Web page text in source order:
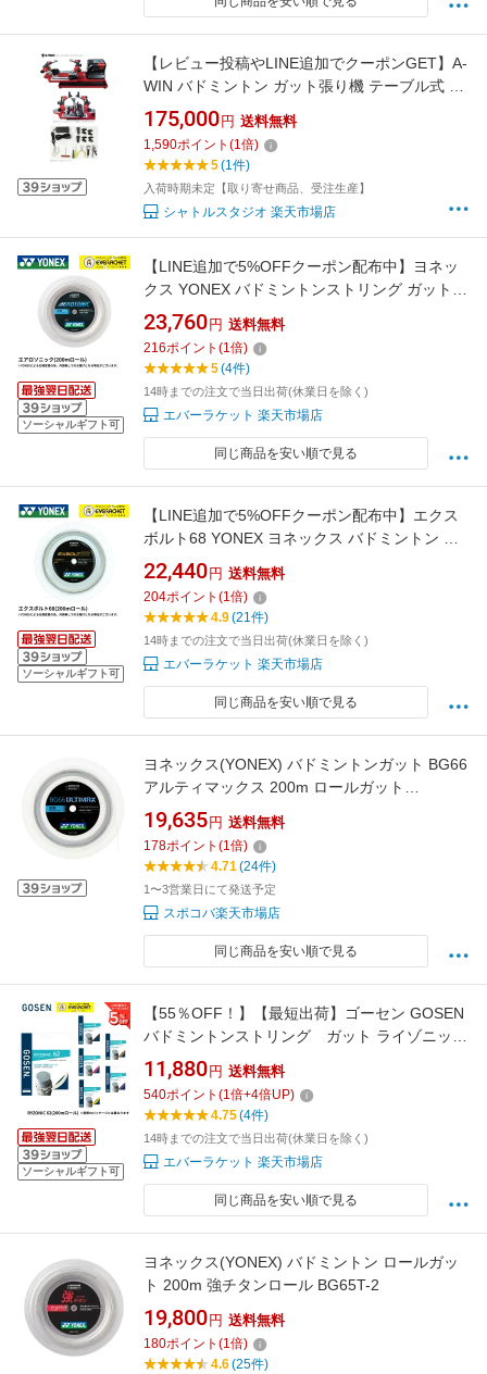
【レビュー投稿やLINE追加でクーポンGET】A-
WIN バドミントン ガット張り機 テーブル式 コ
ンピュータ制御ガット張り機 AW-EC
175,000 円 送料無料
1,590ポイント (1倍)
5(1件)
入荷時期未定【取り寄せ商品、受注生産】
シャトルスタジオ 楽天市場店
ソーシャルギフト可
【LINE追加で5%OFFクーポン配布中】ヨネッ
クス YONEX バドミントンストリング ガット
エアロソニック(200M) BGAS-2 バドミントン
【最短出荷】 ロール C-9
23,760 円 送料無料
216ポイント (1倍)
5(4件)
14時までの注文で当日出荷(休業日を除く)
エバーラケット 楽天市場店
同じ商品を安い順で見る
ソーシャルギフト可
【LINE追加で5%OFFクーポン配布中】エクス
ボルト68 YONEX ヨネックス バドミントン ス
トリング ガット BGXB68-2 200m【最短出
荷】 ロール C-9
22,440 円 送料無料
204ポイント (1倍)
4.9(21件)
14時までの注文で当日出荷(休業日を除く)
エバーラケット 楽天市場店
同じ商品を安い順で見る
ヨネックス(YONEX) バドミントンガット BG66
アルティマックス 200m ロールガット
BG66UM-2
19,635 円 送料無料
178ポイント (1倍)
4.71(24件)
1〜3営業日にて発送予定
スポコバ楽天市場店
同じ商品を安い順で見る
ソーシャルギフト可
【55％OFF！】【最短出荷】ゴーセン GOSEN
バドミントンストリング ガット ライゾニック
62 200m BSRY622 バドミントン ロール 高反
発 コスパ C-9
11,880 円 送料無料
540ポイント (1倍+4倍UP)
4.75(4件)
14時までの注文で当日出荷(休業日を除く)
エバーラケット 楽天市場店
同じ商品を安い順で見る
ヨネックス(YONEX) バドミントン ロールガッ
ト 200m 強チタンロール BG65T-2
19,800 円 送料無料
180ポイント (1倍)
4.6(25件)